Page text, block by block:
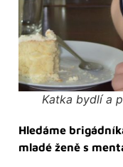
Katka bydlí a
Hledáme
mladé ženě s